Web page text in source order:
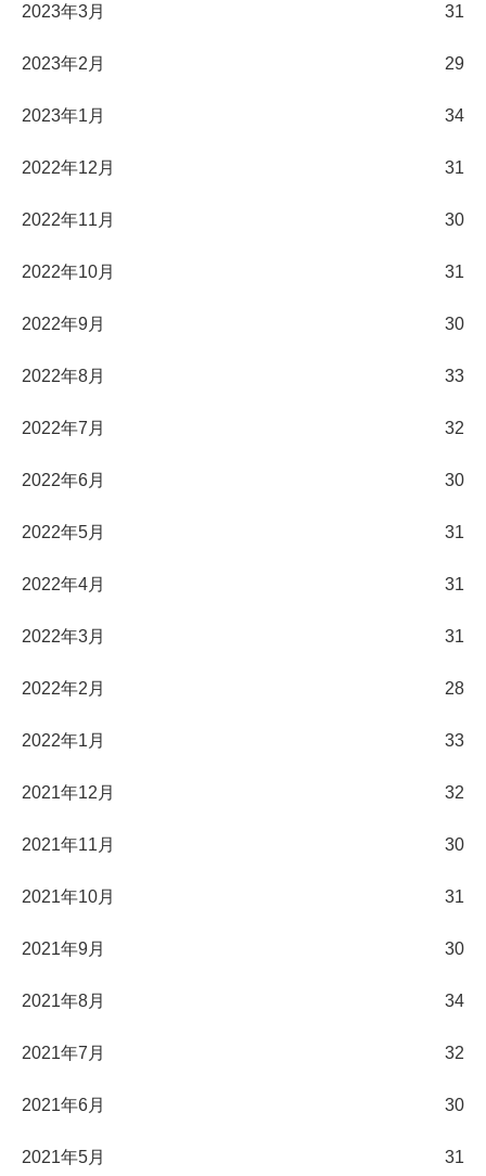
2023年3月 31
2023年2月 29
2023年1月 34
2022年12月 31
2022年11月 30
2022年10月 31
2022年9月 30
2022年8月 33
2022年7月 32
2022年6月 30
2022年5月 31
2022年4月 31
2022年3月 31
2022年2月 28
2022年1月 33
2021年12月 32
2021年11月 30
2021年10月 31
2021年9月 30
2021年8月 34
2021年7月 32
2021年6月 30
2021年5月 31